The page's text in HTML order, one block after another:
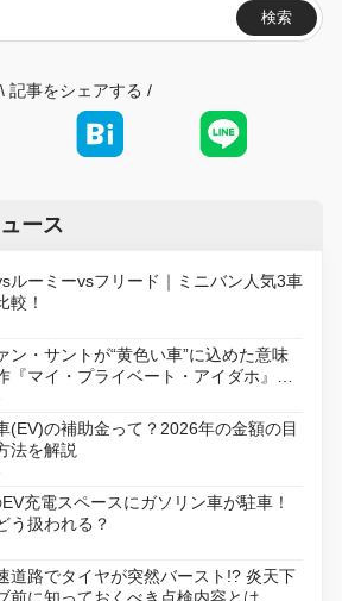
検索
\ 記事をシェアする /
ース
ルーミーvsフリード｜ミニバン人気3車
較！
ン・サントが“黄色い車”に込めた意味
『マイ・プライベート・アイダホ』が
ルリマスター版で復活
(EV)の補助金って？2026年の金額の目
法を解説
充電スペースにガソリン車が駐車！
う扱われる？
道路でタイヤが突然バースト!? 炎天下